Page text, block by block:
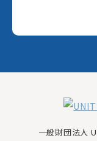
一般財団法人